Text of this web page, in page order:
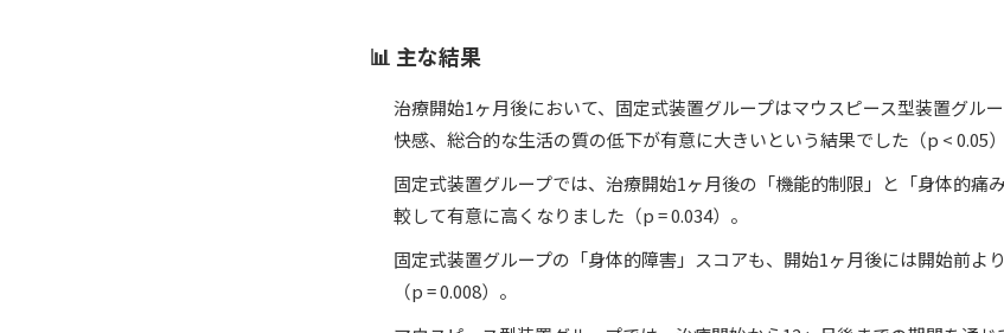
📊 主な結果
治療開始1ヶ月後において、固定式装置グループはマウスピース型装置グル
快感、総合的な生活の質の低下が有意に大きいという結果でした（p < 0.05）
固定式装置グループでは、治療開始1ヶ月後の「機能的制限」と「身体的痛
較して有意に高くなりました（p = 0.034）。
固定式装置グループの「身体的障害」スコアも、開始1ヶ月後には開始前よ
（p = 0.008）。